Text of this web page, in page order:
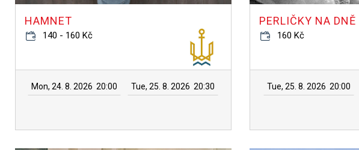
HAMNET
140 - 160 Kč
Mon, 24. 8. 2026 20:00 Tue, 25. 8. 2026 20:30
PERLIČKY NA DNĚ
160 Kč
Tue, 25. 8. 2026 20:00